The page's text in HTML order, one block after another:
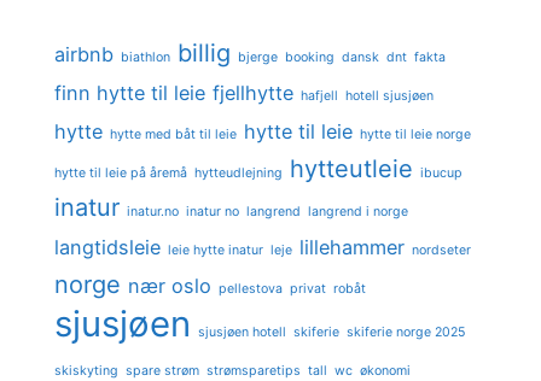
airbnb biathlon billig bjerge booking dansk dnt fakta
finn hytte til leie fjellhytte hafjell hotell sjusjøen
hytte hytte med båt til leie hytte til leie hytte til leie norge
hytte til leie på åremå hytteudlejning hytteutleie ibucup
inatur inatur.no inatur no langrend langrend i norge
langtidsleie leie hytte inatur leje lillehammer nordseter
norge nær oslo pellestova privat robåt
sjusjøen sjusjøen hotell skiferie skiferie norge 2025
skiskyting spare strøm strømsparetips tall wc økonomi